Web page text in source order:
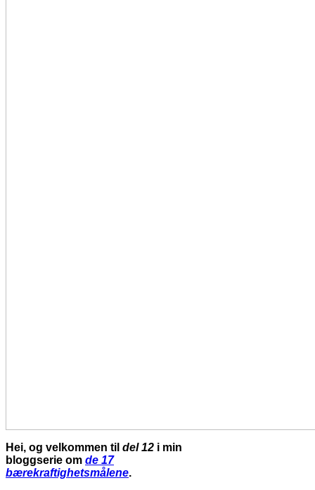
Hei, og velkommen til del 12 i min
bloggserie om de 17
bærekraftighetsmålene.